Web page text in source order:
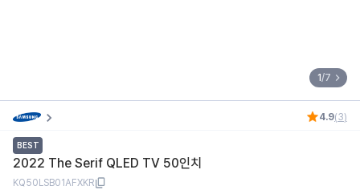
1/7
4.9(3)
BEST
2022 The Serif QLED TV 50인치
KQ50LSB01AFXKR